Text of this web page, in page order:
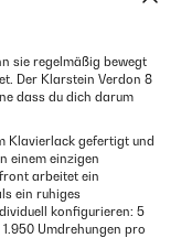
sie regelmäßig bewegt
Der Klarstein Verdon 8
dass du dich darum
Klavierlack gefertigt und
einem einzigen
arbeitet ein
ein ruhiges
konfigurieren: 5
Umdrehungen pro